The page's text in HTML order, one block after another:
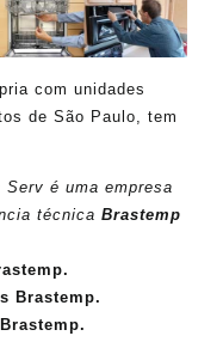
com unidades
de São Paulo, tem
é uma empresa
técnica Brastemp
Brastemp.